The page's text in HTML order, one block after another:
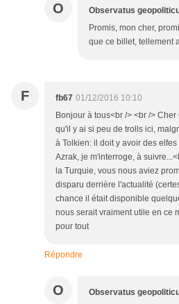
O Observatus
Promis, mon cher,
que ce billet, tellement
F fb67 01/12/2016 10:10
Bonjour à tous<br /> <br />
qu'il y ai si peu de trolls ici,
à Tolkien: il doit y avoir des
Azrak, je m'interroge, à
la Turquie, vous nous aviez
disparu derrière l'actualité
chance il était disponible
nous serait vraiment utile en ce
pour tout
Répondre
O Observatus